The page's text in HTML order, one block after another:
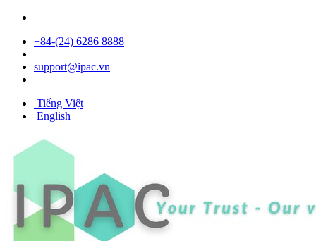
+84- (24) 6286 8888
support@ipac.vn
Tiếng Việt
English